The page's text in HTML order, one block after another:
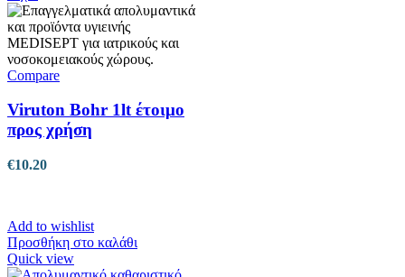
Compare
Viruton Bohr 1lt έτοιμο
προς χρήση
€10.20
Add to wishlist
Προσθήκη στο καλάθι
Quick view